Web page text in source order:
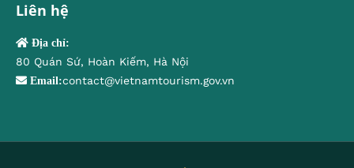
Liên hệ
Địa chỉ:
80 Quán Sứ, Hoàn Kiếm, Hà Nội
Email:contact@vietnamtourism.gov.vn